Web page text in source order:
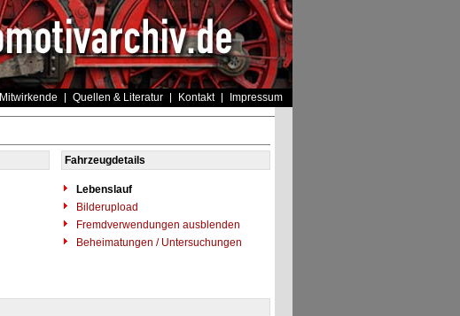
Mitwirkende Quellen & Literatur Kontakt Impressum
Fahrzeugdetails
Lebenslauf
Bilderupload
Fremdverwendungen ausblenden
Beheimatungen / Untersuchungen